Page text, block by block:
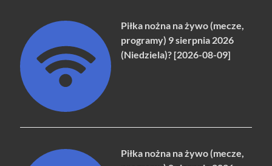
Piłka nożna na żywo (mecze,
programy) 9 sierpnia 2026
(Niedziela)? [2026-08-09]
Piłka nożna na żywo (mecze,